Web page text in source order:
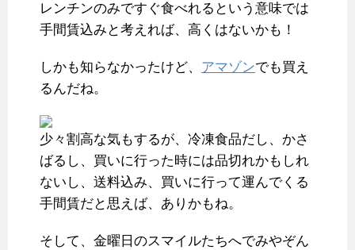
レンチンのみですぐ食べれるという意味では
手間賃込みと考えれば、高くはないかも！
しかも知らなかったけど、 アマゾンでも買え
るんだね。
少々割高な気もするが、冷凍食品だし、かさ
ばるし、買いに行った時には品切れかもしれ
ないし、送料込み、買いに行って運んでくる
手間賃だと思えば、ありかもね。
そして、金曜日のスマイルたちへでみやぞん